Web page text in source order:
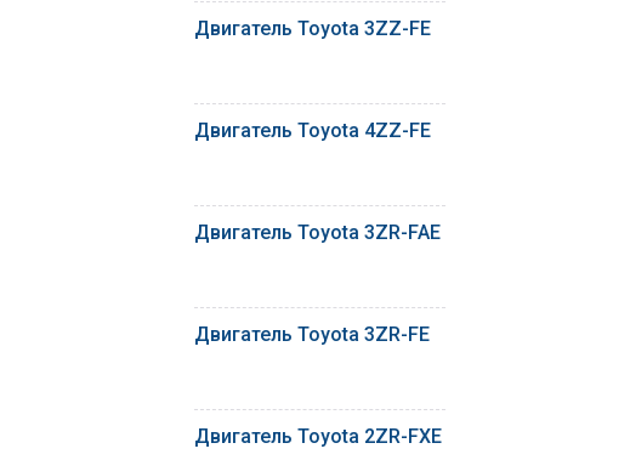
Двигатель Toyota 3ZZ-FE
Двигатель Toyota 4ZZ-FE
Двигатель Toyota 3ZR-FAE
Двигатель Toyota 3ZR-FE
Двигатель Toyota 2ZR-FXE